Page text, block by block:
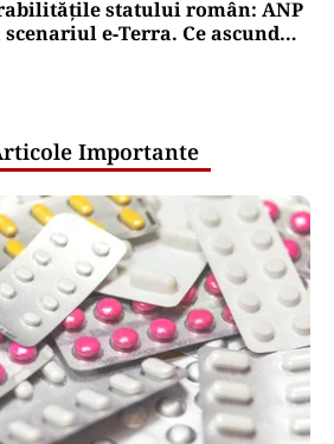
statului român: ANP
e‑Terra. Ce ascund
Importante